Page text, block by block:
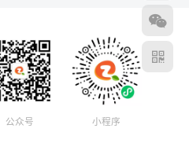
公众号 小程序